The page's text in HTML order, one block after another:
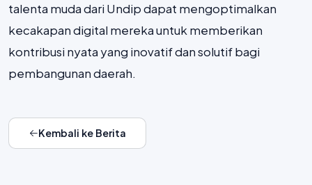
talenta muda dari Undip dapat mengoptimalkan
kecakapan digital mereka untuk memberikan
kontribusi nyata yang inovatif dan solutif bagi
pembangunan daerah.
Kembali ke Berita